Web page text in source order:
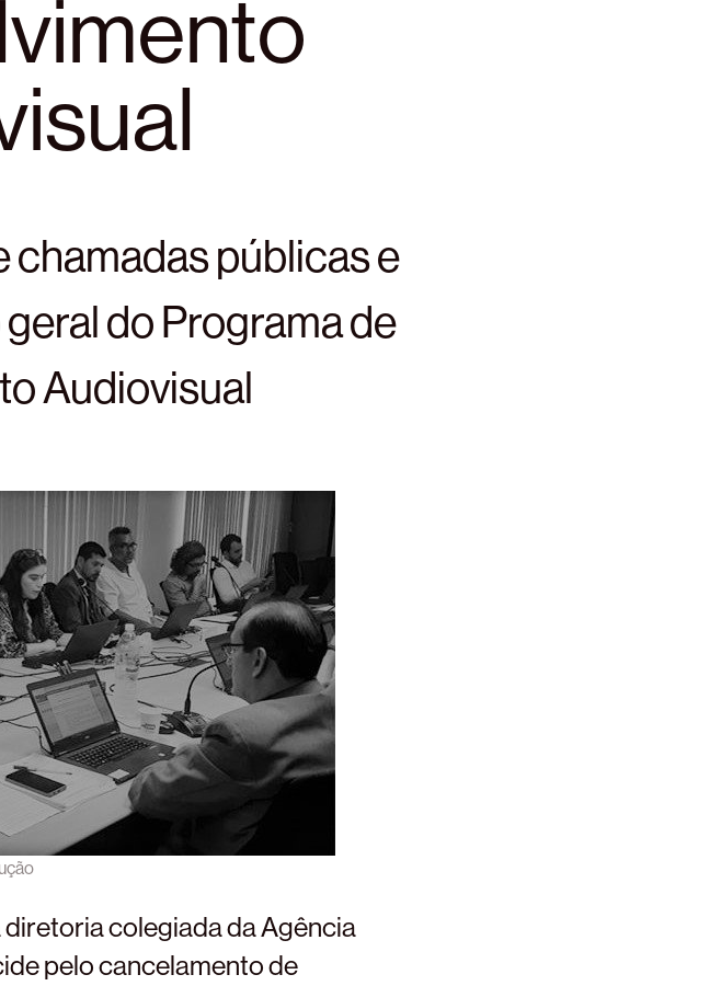
chamadas públicas e
do Programa de
Audiovisual
colegiada da Agência
pelo cancelamento de